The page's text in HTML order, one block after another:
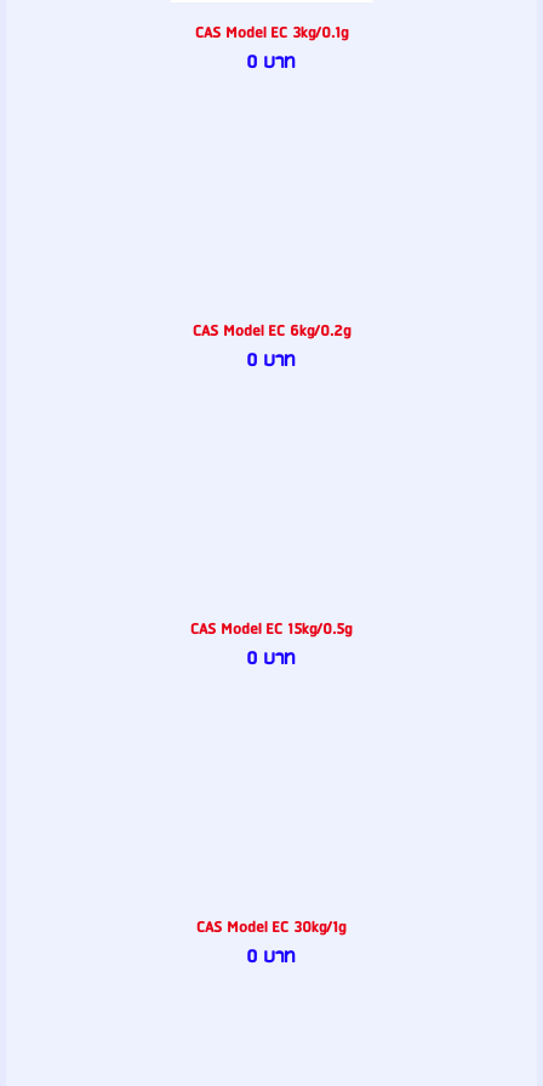
CAS Model EC 3kg/0.1g
0 บาท
CAS Model EC 6kg/0.2g
0 บาท
CAS Model EC 15kg/0.5g
0 บาท
CAS Model EC 30kg/1g
0 บาท